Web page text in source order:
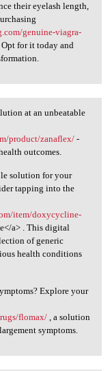
their eyelash length,
genuine-viagra-
for it today and
at an unbeatable
product/zanaflex/-
outcomes.
solution for your
tapping into the
item/doxycycline-
a> . This digital
of generic
health conditions
Explore your
flomax/, a solution
symptoms.